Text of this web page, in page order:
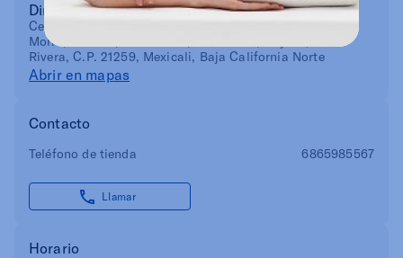
Dirección
Centro Comercial Gran Vía. Calzada Lic. Manuel Gómez
Morin, No. 901, Manzana 9, Locales 18, 19 y 20, Col.
Rivera, C.P. 21259, Mexicali, Baja California Norte
Abrir en mapas
Contacto
Teléfono de tienda 6865985567
Llamar
Horario